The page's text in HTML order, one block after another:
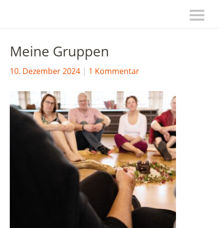
Meine Gruppen
10. Dezember 2024 1 Kommentar